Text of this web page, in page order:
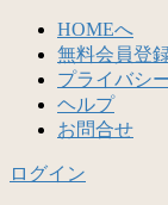
HOMEへ
無料会員登
プライバシ
ヘルプ
お問合せ
ログイン